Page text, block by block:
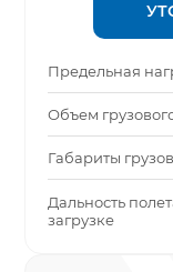
Предельная
Объем
Габариты
Дальность
загрузке